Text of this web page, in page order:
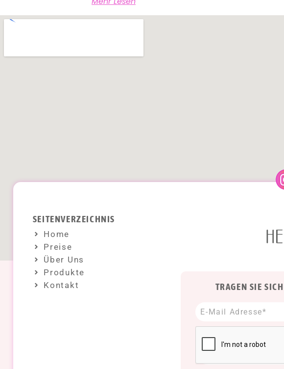
SEITENVERZEICHNIS
Home
Preise
Über Uns
Produkte
Kontakt
TRAGEN SIE